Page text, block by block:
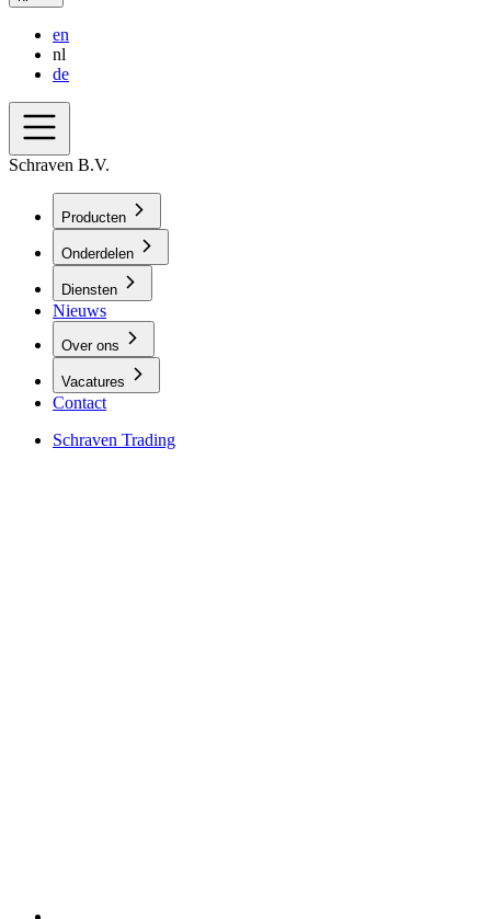
en
nl
de
Schraven B.V.
Producten
Onderdelen
Diensten
Nieuws
Over ons
Vacatures
Contact
Schraven Trading